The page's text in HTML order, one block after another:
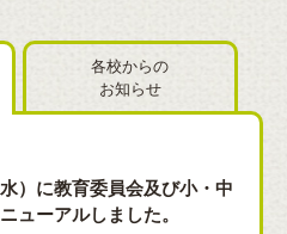
各校からの
お知らせ
）に教育委員会及び小・中
ューアルしました。